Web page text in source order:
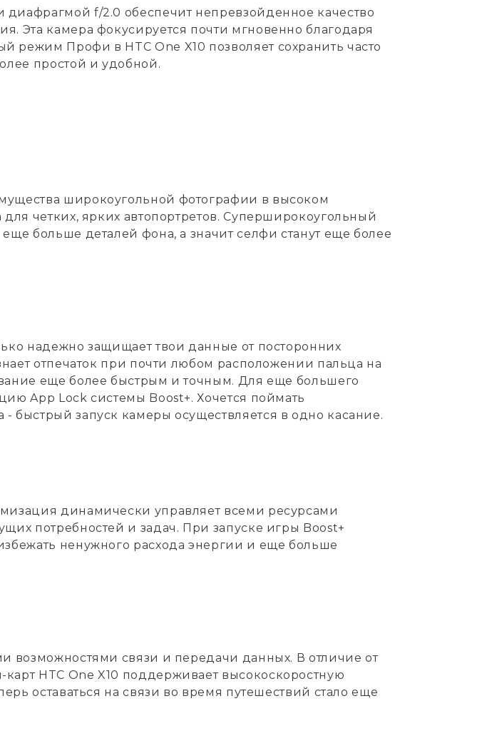
f/2.0 обеспечит непревзойденное качество
Эта камера фокусируется почти мгновенно благодаря
режим Профи в HTC One X10 позволяет сохранить часто
простой и удобной.
широкоугольной фотографии в высоком
четких, ярких автопортретов. Суперширокоугольный
больше деталей фона, а значит селфи станут еще более
надежно защищает твои данные от посторонних
отпечаток при почти любом расположении пальца на
еще более быстрым и точным. Для еще большего
App Lock системы Boost+. Хочется поймать
запуск камеры осуществляется в одно касание.
динамически управляет всеми ресурсами
потребностей и задач. При запуске игры Boost+
ненужного расхода энергии и еще больше
возможностями связи и передачи данных. В отличие от
HTC One X10 поддерживает высокоскоростную
оставаться на связи во время путешествий стало еще